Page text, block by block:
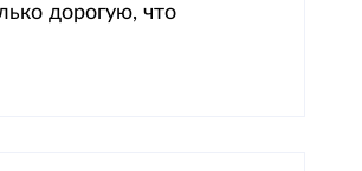
дорогую, что